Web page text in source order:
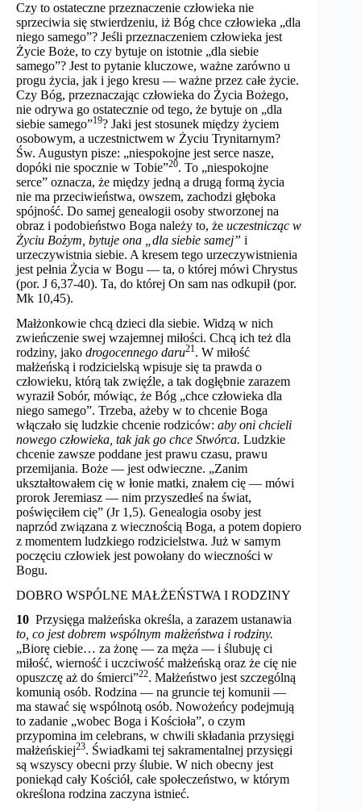
Czy to ostateczne przeznaczenie człowieka nie
sprzeciwia się stwierdzeniu, iż Bóg chce człowieka „dla
niego samego”? Jeśli przeznaczeniem człowieka jest
Życie Boże, to czy bytuje on istotnie „dla siebie
samego”? Jest to pytanie kluczowe, ważne zarówno u
progu życia, jak i jego kresu — ważne przez całe życie.
Czy Bóg, przeznaczając człowieka do Życia Bożego,
nie odrywa go ostatecznie od tego, że bytuje on „dla
siebie samego”19? Jaki jest stosunek między życiem
osobowym, a uczestnictwem w Życiu Trynitarnym?
Św. Augustyn pisze: „niespokojne jest serce nasze,
dopóki nie spocznie w Tobie”20. To „niespokojne
serce” oznacza, że między jedną a drugą formą życia
nie ma przeciwieństwa, owszem, zachodzi głęboka
spójność. Do samej genealogii osoby stworzonej na
obraz i podobieństwo Boga należy to, że uczestnicząc w
Życiu Bożym, bytuje ona „dla siebie samej” i
urzeczywistnia siebie. A kresem tego urzeczywistnienia
jest pełnia Życia w Bogu — ta, o której mówi Chrystus
(por. J 6,37-40). Ta, do której On sam nas odkupił (por.
Mk 10,45).
Małżonkowie chcą dzieci dla siebie. Widzą w nich
zwieńczenie swej wzajemnej miłości. Chcą ich też dla
rodziny, jako drogocennego daru21. W miłość
małżeńską i rodzicielską wpisuje się ta prawda o
człowieku, którą tak zwięźle, a tak dogłębnie zarazem
wyraził Sobór, mówiąc, że Bóg „chce człowieka dla
niego samego”. Trzeba, ażeby w to chcenie Boga
włączało się ludzkie chcenie rodziców: aby oni chcieli
nowego człowieka, tak jak go chce Stwórca. Ludzkie
chcenie zawsze poddane jest prawu czasu, prawu
przemijania. Boże — jest odwieczne. „Zanim
ukształtowałem cię w łonie matki, znałem cię — mówi
prorok Jeremiasz — nim przyszedłeś na świat,
poświęciłem cię” (Jr 1,5). Genealogia osoby jest
naprzód związana z wiecznością Boga, a potem dopiero
z momentem ludzkiego rodzicielstwa. Już w samym
poczęciu człowiek jest powołany do wieczności w
Bogu.
DOBRO WSPÓLNE MAŁŻEŃSTWA I RODZINY
10 Przysięga małżeńska określa, a zarazem ustanawia
to, co jest dobrem wspólnym małżeństwa i rodziny.
„Biorę ciebie… za żonę — za męża — i ślubuję ci
miłość, wierność i uczciwość małżeńską oraz że cię nie
opuszczę aż do śmierci”22. Małżeństwo jest szczególną
komunią osób. Rodzina — na gruncie tej komunii —
ma stawać się wspólnotą osób. Nowożeńcy podejmują
to zadanie „wobec Boga i Kościoła”, o czym
przypomina im celebrans, w chwili składania przysięgi
małżeńskiej23. Świadkami tej sakramentalnej przysięgi
są wszyscy obecni przy ślubie. W nich obecny jest
poniekąd cały Kościół, całe społeczeństwo, w którym
określona rodzina zaczyna istnieć.